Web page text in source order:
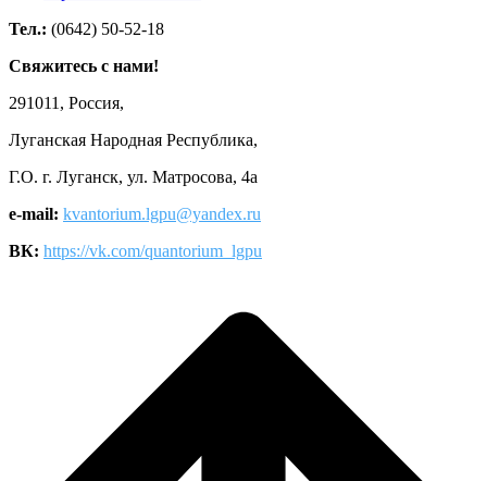
Тел.: (0642) 50-52-18
Свяжитесь с нами!
291011, Россия,
Луганская Народная Республика,
Г.О. г. Луганск, ул. Матросова, 4а
e-mail: kvantorium.lgpu@yandex.ru
ВК: https://vk.com/quantorium_lgpu